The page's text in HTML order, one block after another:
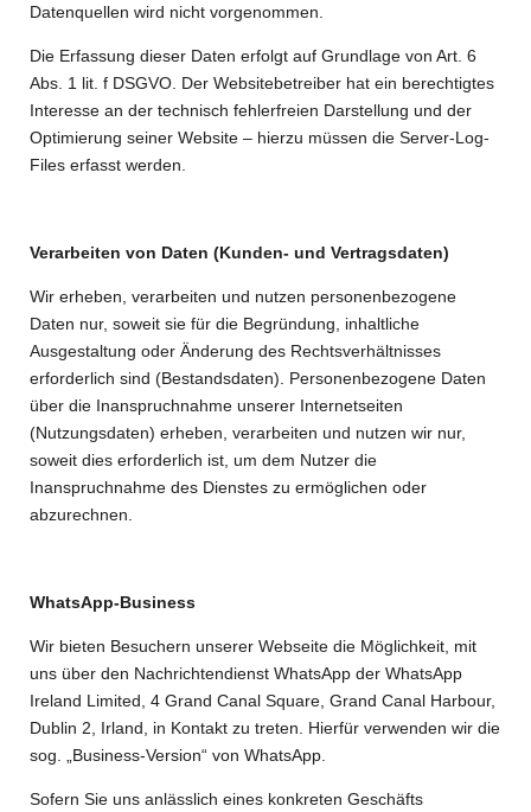
Datenquellen wird nicht vorgenommen.
Die Erfassung dieser Daten erfolgt auf Grundlage von Art. 6
Abs. 1 lit. f DSGVO. Der Websitebetreiber hat ein berechtigtes
Interesse an der technisch fehlerfreien Darstellung und der
Optimierung seiner Website – hierzu müssen die Server-Log-
Files erfasst werden.
Verarbeiten von Daten (Kunden- und Vertragsdaten)
Wir erheben, verarbeiten und nutzen personenbezogene
Daten nur, soweit sie für die Begründung, inhaltliche
Ausgestaltung oder Änderung des Rechtsverhältnisses
erforderlich sind (Bestandsdaten). Personenbezogene Daten
über die Inanspruchnahme unserer Internetseiten
(Nutzungsdaten) erheben, verarbeiten und nutzen wir nur,
soweit dies erforderlich ist, um dem Nutzer die
Inanspruchnahme des Dienstes zu ermöglichen oder
abzurechnen.
WhatsApp-Business
Wir bieten Besuchern unserer Webseite die Möglichkeit, mit
uns über den Nachrichtendienst WhatsApp der WhatsApp
Ireland Limited, 4 Grand Canal Square, Grand Canal Harbour,
Dublin 2, Irland, in Kontakt zu treten. Hierfür verwenden wir die
sog. „Business-Version“ von WhatsApp.
Sofern Sie uns anlässlich eines konkreten Geschäfts